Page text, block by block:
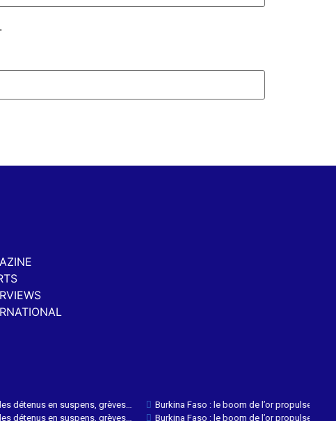
en suspens, grèves…
Burkina Faso : le boom de l’or propulse la
en suspens, grèves… Burkina Faso : le boom de l’or propulse la